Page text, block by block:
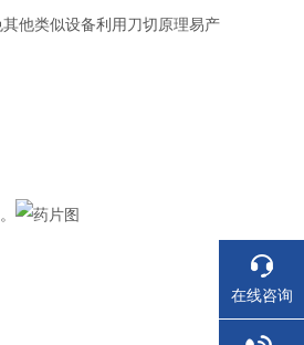
他类似设备利用刀切原理易产
在线咨询